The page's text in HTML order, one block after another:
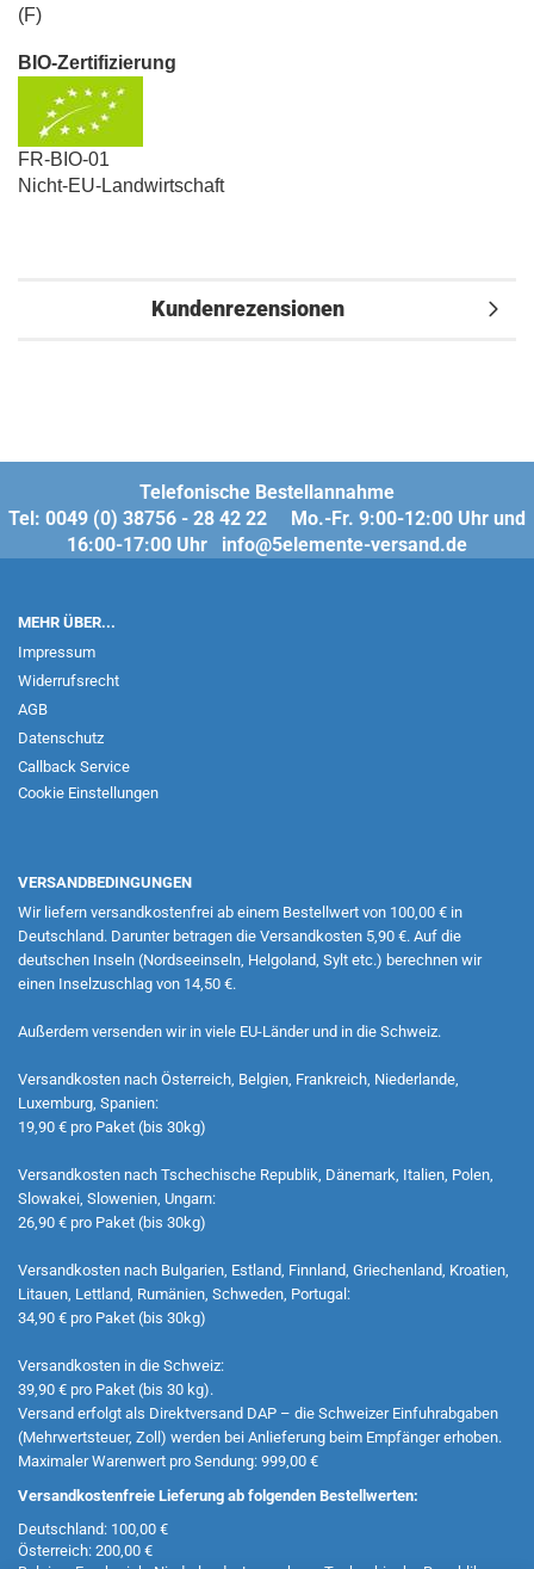
(F)
BIO-Zertifizierung
FR-BIO-01
Nicht-EU-Landwirtschaft
Kundenrezensionen
Telefonische Bestellannahme
Tel: 0049 (0) 38756 - 28 42 22 Mo.-Fr. 9:00-12:00 Uhr und
16:00-17:00 Uhr info@5elemente-versand.de
MEHR ÜBER...
Impressum
Widerrufsrecht
AGB
Datenschutz
Callback Service
Cookie Einstellungen
VERSANDBEDINGUNGEN
Wir liefern versandkostenfrei ab einem Bestellwert von 100,00 € in
Deutschland. Darunter betragen die Versandkosten 5,90 €. Auf die
deutschen Inseln (Nordseeinseln, Helgoland, Sylt etc.) berechnen wir
einen Inselzuschlag von 14,50 €.
Außerdem versenden wir in viele EU-Länder und in die Schweiz.
Versandkosten nach Österreich, Belgien, Frankreich, Niederlande,
Luxemburg, Spanien:
19,90 € pro Paket (bis 30kg)
Versandkosten nach Tschechische Republik, Dänemark, Italien, Polen,
Slowakei, Slowenien, Ungarn:
26,90 € pro Paket (bis 30kg)
Versandkosten nach Bulgarien, Estland, Finnland, Griechenland, Kroatien,
Litauen, Lettland, Rumänien, Schweden, Portugal:
34,90 € pro Paket (bis 30kg)
Versandkosten in die Schweiz:
39,90 € pro Paket (bis 30 kg).
Versand erfolgt als Direktversand DAP – die Schweizer Einfuhrabgaben
(Mehrwertsteuer, Zoll) werden bei Anlieferung beim Empfänger erhoben.
Maximaler Warenwert pro Sendung: 999,00 €
Versandkostenfreie Lieferung ab folgenden Bestellwerten:
Deutschland: 100,00 €
Österreich: 200,00 €